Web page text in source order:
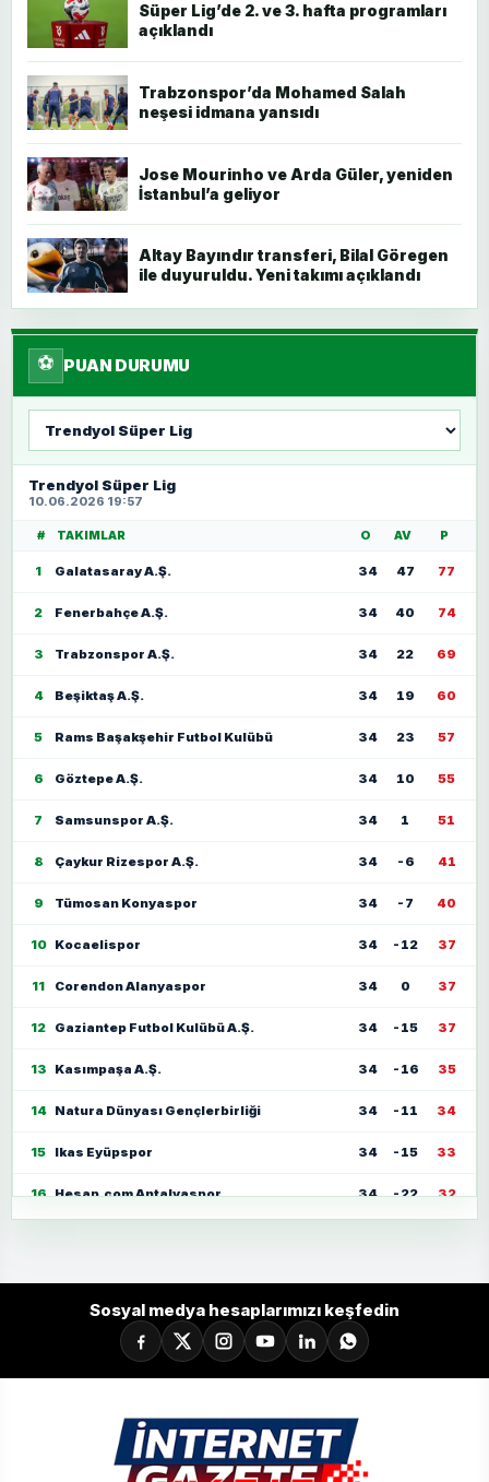
Süper Lig’de 2. ve 3. hafta programları
açıklandı
Trabzonspor’da Mohamed Salah
neşesi idmana yansıdı
Jose Mourinho ve Arda Güler, yeniden
İstanbul’a geliyor
Altay Bayındır transferi, Bilal Göregen
ile duyuruldu. Yeni takımı açıklandı
⚽ PUAN DURUMU
seç
Trendyol Süper Lig
10.06.2026 19:57
# TAKIMLAR O AV P
1 Galatasaray A.Ş. 34 47 77
2 Fenerbahçe A.Ş. 34 40 74
3 Trabzonspor A.Ş. 34 22 69
4 Beşiktaş A.Ş. 34 19 60
5 Rams Başakşehir Futbol Kulübü 34 23 57
6 Göztepe A.Ş. 34 10 55
7 Samsunspor A.Ş. 34 1 51
8 Çaykur Rizespor A.Ş. 34 -6 41
9 Tümosan Konyaspor 34 -7 40
10 Kocaelispor 34 -12 37
11 Corendon Alanyaspor 34 0 37
12 Gaziantep Futbol Kulübü A.Ş. 34 -15 37
13 Kasımpaşa A.Ş. 34 -16 35
14 Natura Dünyası Gençlerbirliği 34 -11 34
15 Ikas Eyüpspor 34 -15 33
16 Hesap.com Antalyaspor 34 -22 32
Sosyal medya hesaplarımızı keşfedin